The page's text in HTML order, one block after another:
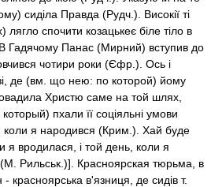
сиділа Правда (Рудч.). Високії ті
спочити козацькеє біле тіло в
Гадячому Панас (Мирний) вступив до
чотири роки (Єфр.). Ось і
де (вм. що нею: по которой) йому
Христю саме на той шлях,
пхали її соціяльні умови
я народився (Крим.). Хай буде
я вродилася, і той день, коли я
Рильськ.)]. Красноярская тюрьма, в
красноярська в'язниця, де сидів т.